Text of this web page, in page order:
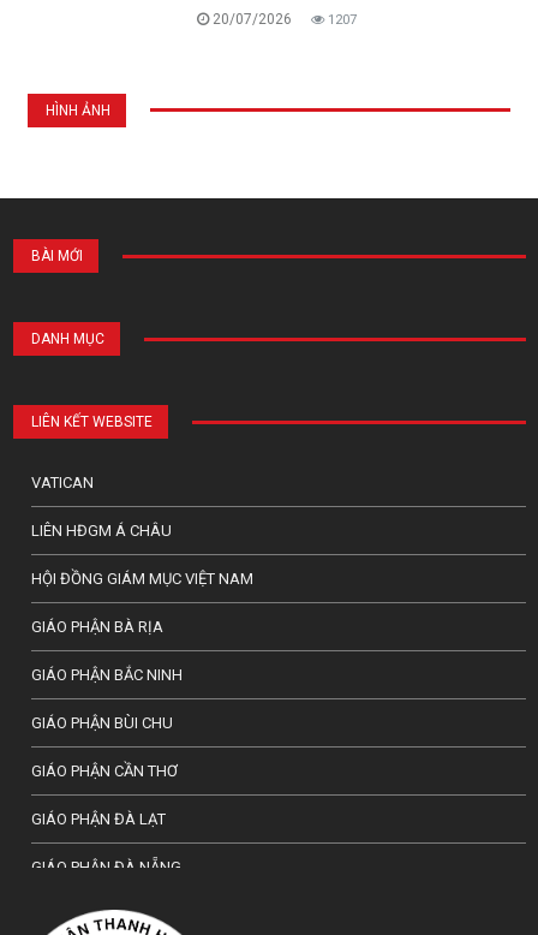
20/07/2026 1207
HÌNH ẢNH
BÀI MỚI
DANH MỤC
LIÊN KẾT WEBSITE
VATICAN
LIÊN HĐGM Á CHÂU
HỘI ĐỒNG GIÁM MỤC VIỆT NAM
GIÁO PHẬN BÀ RỊA
GIÁO PHẬN BẮC NINH
GIÁO PHẬN BÙI CHU
GIÁO PHẬN CẦN THƠ
GIÁO PHẬN ĐÀ LẠT
GIÁO PHẬN ĐÀ NẴNG
TỔNG GIÁO PHẬN HÀ NỘI